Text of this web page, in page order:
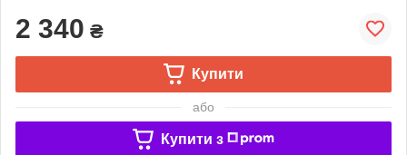
2 340 ₴
Купити
або
Купити з